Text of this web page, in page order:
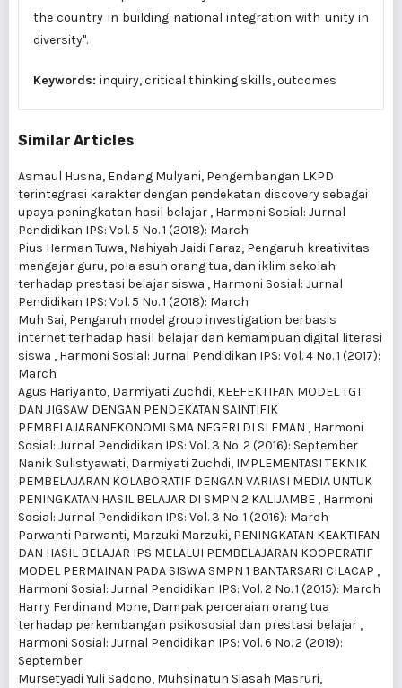
the country in building national integration with unity in
diversity".
Keywords: inquiry, critical thinking skills, outcomes
Similar Articles
Asmaul Husna, Endang Mulyani, Pengembangan LKPD
terintegrasi karakter dengan pendekatan discovery sebagai
upaya peningkatan hasil belajar , Harmoni Sosial: Jurnal
Pendidikan IPS: Vol. 5 No. 1 (2018): March
Pius Herman Tuwa, Nahiyah Jaidi Faraz, Pengaruh kreativitas
mengajar guru, pola asuh orang tua, dan iklim sekolah
terhadap prestasi belajar siswa , Harmoni Sosial: Jurnal
Pendidikan IPS: Vol. 5 No. 1 (2018): March
Muh Sai, Pengaruh model group investigation berbasis
internet terhadap hasil belajar dan kemampuan digital literasi
siswa , Harmoni Sosial: Jurnal Pendidikan IPS: Vol. 4 No. 1 (2017):
March
Agus Hariyanto, Darmiyati Zuchdi, KEEFEKTIFAN MODEL TGT
DAN JIGSAW DENGAN PENDEKATAN SAINTIFIK
PEMBELAJARANEKONOMI SMA NEGERI DI SLEMAN , Harmoni
Sosial: Jurnal Pendidikan IPS: Vol. 3 No. 2 (2016): September
Nanik Sulistyawati, Darmiyati Zuchdi, IMPLEMENTASI TEKNIK
PEMBELAJARAN KOLABORATIF DENGAN VARIASI MEDIA UNTUK
PENINGKATAN HASIL BELAJAR DI SMPN 2 KALIJAMBE , Harmoni
Sosial: Jurnal Pendidikan IPS: Vol. 3 No. 1 (2016): March
Parwanti Parwanti, Marzuki Marzuki, PENINGKATAN KEAKTIFAN
DAN HASIL BELAJAR IPS MELALUI PEMBELAJARAN KOOPERATIF
MODEL PERMAINAN PADA SISWA SMPN 1 BANTARSARI CILACAP ,
Harmoni Sosial: Jurnal Pendidikan IPS: Vol. 2 No. 1 (2015): March
Harry Ferdinand Mone, Dampak perceraian orang tua
terhadap perkembangan psikososial dan prestasi belajar ,
Harmoni Sosial: Jurnal Pendidikan IPS: Vol. 6 No. 2 (2019):
September
Mursetyadi Yuli Sadono, Muhsinatun Siasah Masruri,